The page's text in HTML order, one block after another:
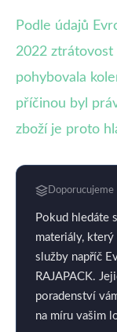
Podle údajů
2022 ztrátovost
pohybovala
příčinou byl
zboží je proto
Doporucujeme
Pokud hledáte
materiály,
služby napříč
RAJAPACK.
poradenství
na míru vašim